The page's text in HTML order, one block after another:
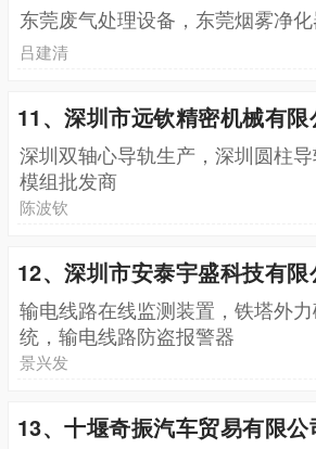
东莞废气处理设备，东莞烟雾净
吕建清
11、深圳市远钦精密机械有限
深圳双轴心导轨生产，深圳圆柱
模组批发商
陈波钦
12、深圳市安泰宇盛科技有
输电线路在线监测装置，铁塔外
统，输电线路防盗报警器
景兴发
13、十堰奇振汽车贸易有限公